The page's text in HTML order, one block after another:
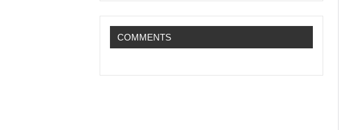
COMMENTS